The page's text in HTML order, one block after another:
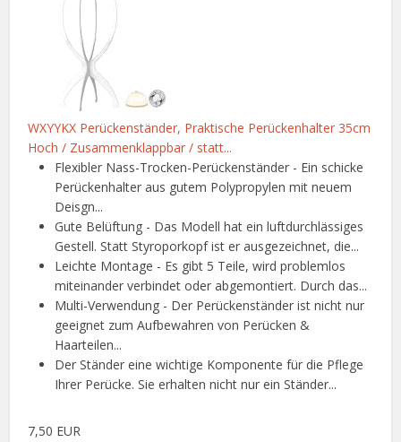
WXYYKX Perückenständer, Praktische Perückenhalter 35cm
Hoch / Zusammenklappbar / statt...
Flexibler Nass-Trocken-Perückenständer - Ein schicke
Perückenhalter aus gutem Polypropylen mit neuem
Deisgn...
Gute Belüftung - Das Modell hat ein luftdurchlässiges
Gestell. Statt Styroporkopf ist er ausgezeichnet, die...
Leichte Montage - Es gibt 5 Teile, wird problemlos
miteinander verbindet oder abgemontiert. Durch das...
Multi-Verwendung - Der Perückenständer ist nicht nur
geeignet zum Aufbewahren von Perücken &
Haarteilen...
Der Ständer eine wichtige Komponente für die Pflege
Ihrer Perücke. Sie erhalten nicht nur ein Ständer...
7,50 EUR